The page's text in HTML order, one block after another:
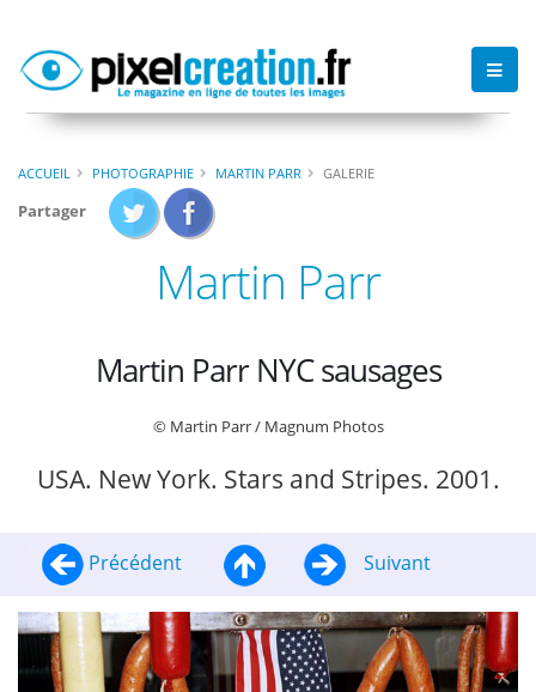
ACCUEIL PHOTOGRAPHIE MARTIN PARR GALERIE
Partager
Martin Parr
Martin Parr NYC sausages
© Martin Parr / Magnum Photos
USA. New York. Stars and Stripes. 2001.
Précédent Suivant